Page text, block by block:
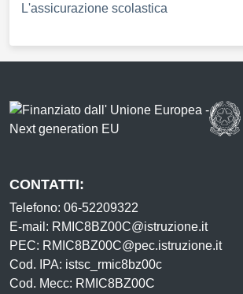
L'assicurazione scolastica
CONTATTI:
Telefono: 06-52209322
E-mail: RMIC8BZ00C@istruzione.it
PEC: RMIC8BZ00C@pec.istruzione.it
Cod. IPA: istsc_rmic8bz00c
Cod. Mecc: RMIC8BZ00C